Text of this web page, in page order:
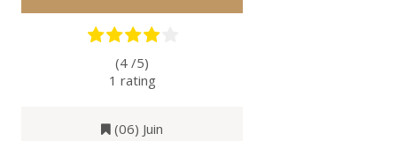
(4 /5)
1 rating
(06) Juin